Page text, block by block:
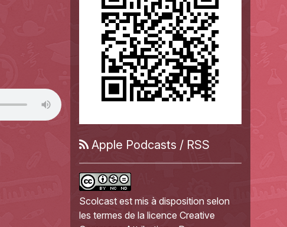
Apple Podcasts / RSS
Scolcast est mis à disposition selon
les termes de la licence Creative